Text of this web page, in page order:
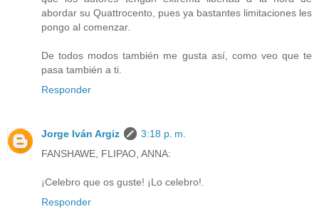
abordar su Quattrocento, pues ya bastantes limitaciones les
pongo al comenzar.
De todos modos también me gusta así, como veo que te
pasa también a ti.
Responder
Jorge Iván Argiz
3:18 p. m.
FANSHAWE, FLIPAO, ANNA:
¡Celebro que os guste! ¡Lo celebro!.
Responder